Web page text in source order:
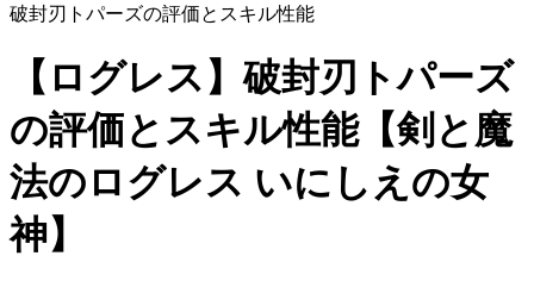
破封刃トパーズの評価とスキル性能
【ログレス】破封刃トパーズ
の評価とスキル性能【剣と魔
法のログレス いにしえの女
神】